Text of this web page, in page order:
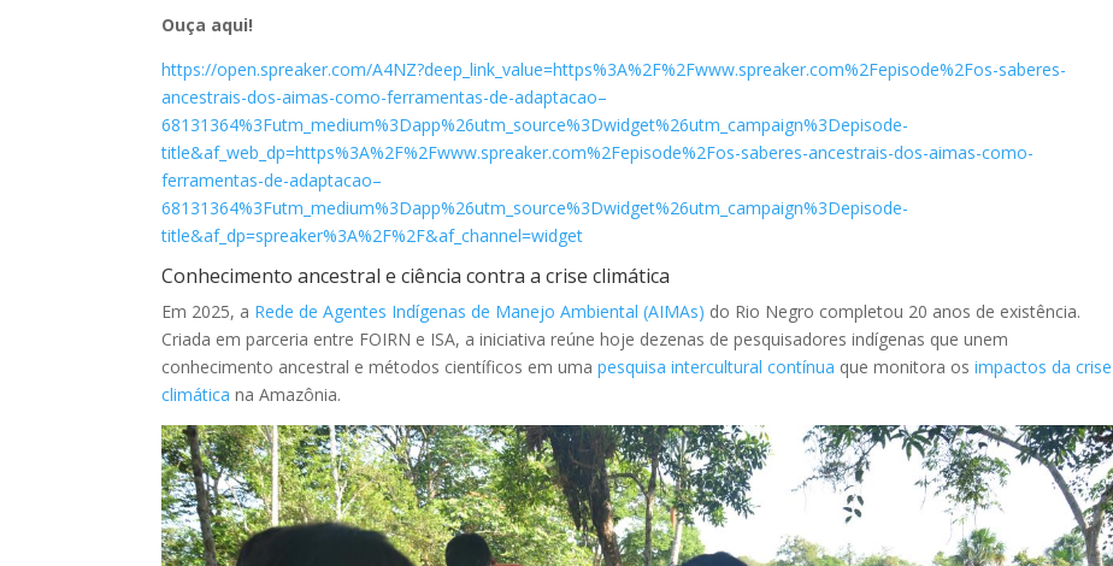
Ouça aqui!
https://open.spreaker.com/A4NZ?deep_link_value=https%3A%2F%2Fwww.spreaker.com%2Fepisode%2Fos-saberes-
ancestrais-dos-aimas-como-ferramentas-de-adaptacao–
68131364%3Futm_medium%3Dapp%26utm_source%3Dwidget%26utm_campaign%3Depisode-
title&af_web_dp=https%3A%2F%2Fwww.spreaker.com%2Fepisode%2Fos-saberes-ancestrais-dos-aimas-como-
ferramentas-de-adaptacao–
68131364%3Futm_medium%3Dapp%26utm_source%3Dwidget%26utm_campaign%3Depisode-
title&af_dp=spreaker%3A%2F%2F&af_channel=widget
Conhecimento ancestral e ciência contra a crise climática
Em 2025, a Rede de Agentes Indígenas de Manejo Ambiental (AIMAs) do Rio Negro completou 20 anos de existência.
Criada em parceria entre FOIRN e ISA, a iniciativa reúne hoje dezenas de pesquisadores indígenas que unem
conhecimento ancestral e métodos científicos em umapesquisa intercultural contínua que monitora osimpactos da crise
climática na Amazônia.